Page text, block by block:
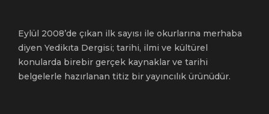
Eylül 2008’de çıkan ilk sayısı ile okurlarına merhaba
diyen Yedikıta Dergisi; tarihi, ilmi ve kültürel
konularda birebir gerçek kaynaklar ve tarihi
belgelerle hazırlanan titiz bir yayıncılık ürünüdür.